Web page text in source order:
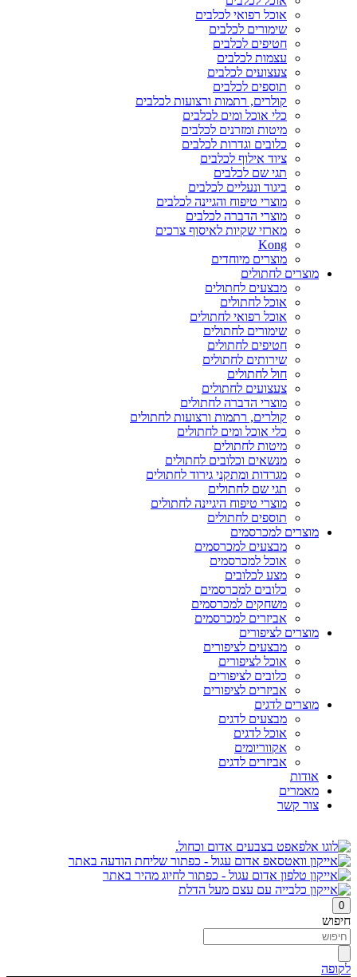
אוכל רפואי לכלבים
שימורים לכלבים
חטיפים לכלבים
עצמות לכלבים
צעצועים לכלבים
תוספים לכלבים
קולרים, רתמות ורצועות לכלבים
כלי אוכל ומים לכלבים
מיטות ומזרנים לכלבים
כלובים וגדרות לכלבים
ציוד אילוף לכלבים
תגי שם לכלבים
ביגוד ונעליים לכלבים
מוצרי טיפוח והגיינה לכלבים
מוצרי הדברה לכלבים
מארזי שקיות לאיסוף צרכים
Kong
מוצרים מיוחדים
מוצרים לחתולים
מבצעים לחתולים
אוכל לחתולים
אוכל רפואי לחתולים
שימורים לחתולים
חטיפים לחתולים
שירותים לחתולים
חול לחתולים
צעצועים לחתולים
מוצרי הדברה לחתולים
קולרים, רתמות ורצועות לחתולים
כלי אוכל ומים לחתולים
מיטות לחתולים
מנשאים וכלובים לחתולים
מגרדות ומתקני גירוד לחתולים
תגי שם לחתולים
מוצרי טיפוח היגיינה לחתולים
תוספים לחתולים
מוצרים למכרסמים
מבצעים למכרסמים
אוכל למכרסמים
מצע לכלובים
כלובים למכרסמים
משחקים למכרסמים
אביזרים למכרסמים
מוצרים לציפורים
מבצעים לציפורים
אוכל לציפורים
כלובים לציפורים
אביזרים לציפורים
מוצרים לדגים
מבצעים לדגים
אוכל לדגים
אקווריומים
אביזרים לדגים
אודות
מאמרים
צור קשר
0
חיפוש
לקופה